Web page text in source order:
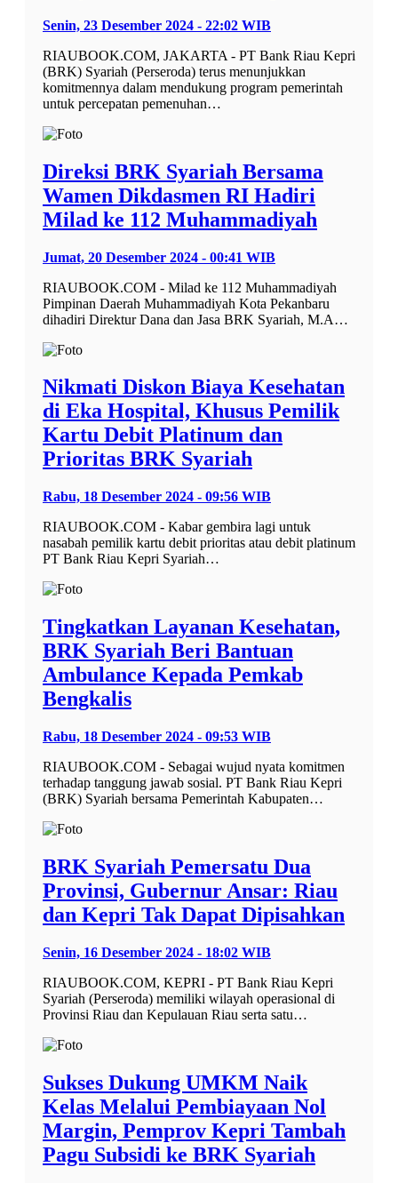
Senin, 23 Desember 2024 - 22:02 WIB
RIAUBOOK.COM, JAKARTA - PT Bank Riau Kepri
(BRK) Syariah (Perseroda) terus menunjukkan
komitmennya dalam mendukung program pemerintah
untuk percepatan pemenuhan…
Direksi BRK Syariah Bersama
Wamen Dikdasmen RI Hadiri
Milad ke 112 Muhammadiyah
Jumat, 20 Desember 2024 - 00:41 WIB
RIAUBOOK.COM - Milad ke 112 Muhammadiyah
Pimpinan Daerah Muhammadiyah Kota Pekanbaru
dihadiri Direktur Dana dan Jasa BRK Syariah, M.A…
Nikmati Diskon Biaya Kesehatan
di Eka Hospital, Khusus Pemilik
Kartu Debit Platinum dan
Prioritas BRK Syariah
Rabu, 18 Desember 2024 - 09:56 WIB
RIAUBOOK.COM - Kabar gembira lagi untuk
nasabah pemilik kartu debit prioritas atau debit platinum
PT Bank Riau Kepri Syariah…
Tingkatkan Layanan Kesehatan,
BRK Syariah Beri Bantuan
Ambulance Kepada Pemkab
Bengkalis
Rabu, 18 Desember 2024 - 09:53 WIB
RIAUBOOK.COM - Sebagai wujud nyata komitmen
terhadap tanggung jawab sosial. PT Bank Riau Kepri
(BRK) Syariah bersama Pemerintah Kabupaten…
BRK Syariah Pemersatu Dua
Provinsi, Gubernur Ansar: Riau
dan Kepri Tak Dapat Dipisahkan
Senin, 16 Desember 2024 - 18:02 WIB
RIAUBOOK.COM, KEPRI - PT Bank Riau Kepri
Syariah (Perseroda) memiliki wilayah operasional di
Provinsi Riau dan Kepulauan Riau serta satu…
Sukses Dukung UMKM Naik
Kelas Melalui Pembiayaan Nol
Margin, Pemprov Kepri Tambah
Pagu Subsidi ke BRK Syariah